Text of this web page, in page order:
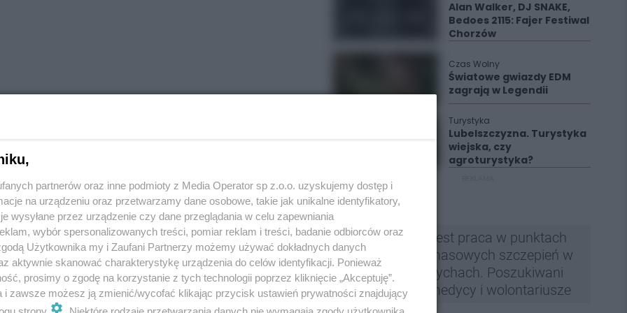
duży wpływ ma racjonalne zarządzanie
gminy m.in. z podatku PIT oraz
przede wszystkim środków
będą przedstawiały się wyniki rankingu w
skutki pandemii oraz wzrost wydatków
na funkcjonowanie oświaty -mówi Andrzej
Alan Walker, DJ SNAKE,
Bedoes 2115: Fajer Festiwal
Chorzów
Czas Wolny
Światowe gwiazdy EDM
zagrają w Legendii
Turystyka
Lubelszczyzna. Turystyka
wiejska, czy
agroturystyka?
Jest praca w punktach
masowych szczepień w
Tychach. Poszukiwani
medycy i wolontariusze
partnerów oraz inne podmioty z Media Operator sp z.o.o. uzyskujemy dostęp i
na urządzeniu oraz przetwarzamy dane osobowe, takie jak unikalne identyfikatory,
wysyłane przez urządzenie czy dane przeglądania w celu zapewniania
wybór spersonalizowanych treści, pomiar reklam i treści, badanie odbiorców oraz
Użytkownika my i Zaufani Partnerzy możemy używać dokładnych danych
aktywnie skanować charakterystykę urządzenia do celów identyfikacji. Ponieważ
prosimy o zgodę na korzystanie z tych technologii poprzez kliknięcie „Akceptuję”.
i zawsze możesz ją zmienić/wycofać klikając przycisk ustawień prywatności znajdujący